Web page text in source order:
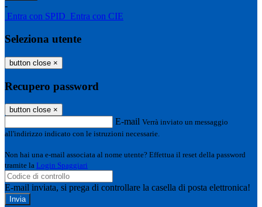
-
Entra con SPID Entra con CIE
Seleziona utente
button close ×
Recupero password
button close ×
E-mail Verrà inviato un messaggio
all'indirizzo indicato con le istruzioni necessarie.
Non hai una e-mail associata al nome utente? Effettua il reset della password
tramite la Login Spaggiari
E-mail inviata, si prega di controllare la casella di posta elettronica!